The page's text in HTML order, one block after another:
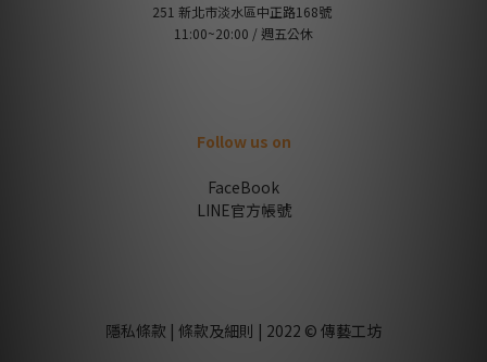
251 新北市淡水區中正路168號
11:00~20:00 / 週五公休
Follow us on
FaceBook
LINE官方帳號
隱私條款 | 條款及細則 | 2022 © 傳藝工坊